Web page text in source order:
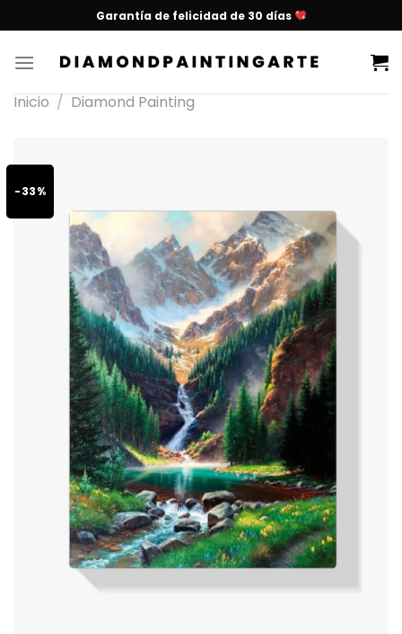
Garantía de felicidad de 30 días
Inicio / Diamond Painting
-33%